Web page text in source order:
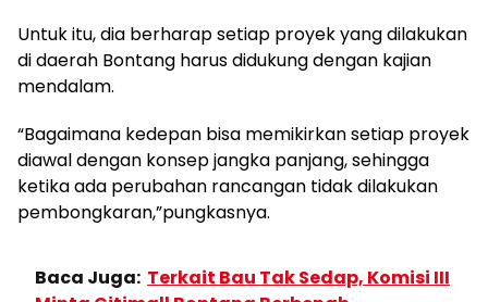
Untuk itu, dia berharap setiap proyek yang dilakukan
di daerah Bontang harus didukung dengan kajian
mendalam.
“Bagaimana kedepan bisa memikirkan setiap proyek
diawal dengan konsep jangka panjang, sehingga
ketika ada perubahan rancangan tidak dilakukan
pembongkaran,”pungkasnya.
Baca Juga: Terkait Bau Tak Sedap, Komisi III